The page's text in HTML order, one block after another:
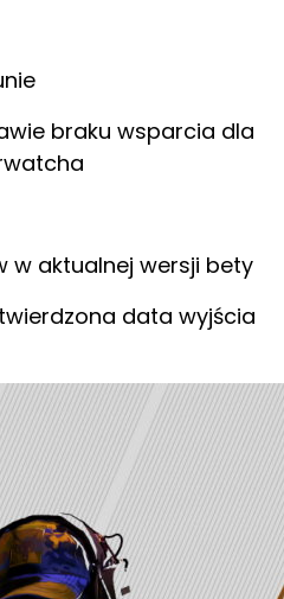
braku wsparcia dla
w aktualnej wersji bety
data wyjścia